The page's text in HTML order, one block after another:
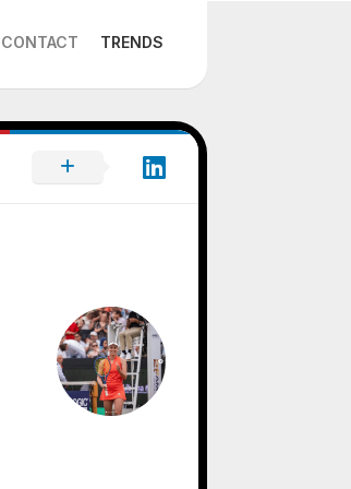
CONTACT TRENDS